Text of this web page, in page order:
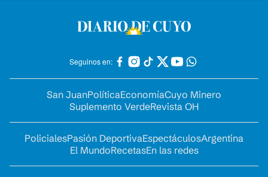
Seguinos en:
San JuanPolíticaEconomíaCuyo Minero
Suplemento VerdeRevista OH
PolicialesPasión DeportivaEspectáculosArgentina
El MundoRecetasEn las redes